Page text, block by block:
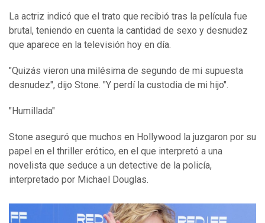
La actriz indicó que el trato que recibió tras la película fue
brutal, teniendo en cuenta la cantidad de sexo y desnudez
que aparece en la televisión hoy en día.
"Quizás vieron una milésima de segundo de mi supuesta
desnudez", dijo Stone. "Y perdí la custodia de mi hijo".
"Humillada"
Stone aseguró que muchos en Hollywood la juzgaron por su
papel en el thriller erótico, en el que interpretó a una
novelista que seduce a un detective de la policía,
interpretado por Michael Douglas.